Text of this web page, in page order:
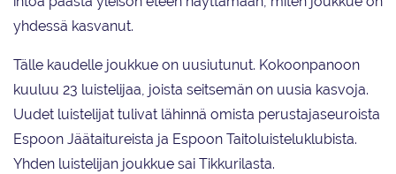
yhdessä kasvanut.
Tälle kaudelle joukkue on uusiutunut. Kokoonpanoon
kuuluu 23 luistelijaa, joista seitsemän on uusia kasvoja.
Uudet luistelijat tulivat lähinnä omista perustajaseuroista
Espoon Jäätaitureista ja Espoon Taitoluisteluklubista.
Yhden luistelijan joukkue sai Tikkurilasta.